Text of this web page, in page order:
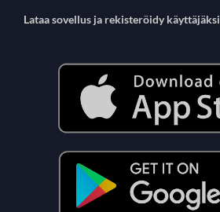
Lataa sovellus ja rekisteröidy käyttäjäksi